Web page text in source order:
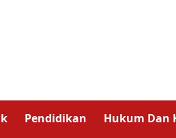
Pendidikan Hukum Dan